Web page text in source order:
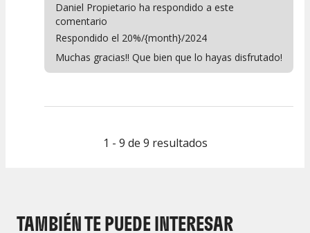
Daniel Propietario ha respondido a este
comentario
Respondido el 20%/{month}/2024
Muchas gracias!! Que bien que lo hayas disfrutado!
1 - 9 de 9 resultados
TAMBIÉN TE PUEDE INTERESAR